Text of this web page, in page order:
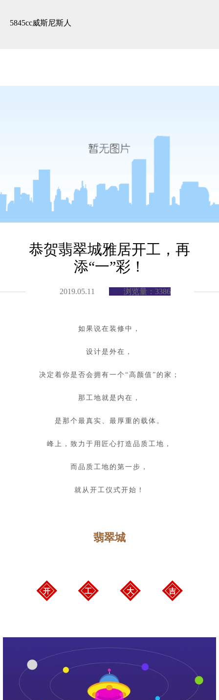
添“一”彩！-5845cc威斯尼斯人
5845cc威斯尼斯人
恭贺翡翠城雅居开工，再
添“一”彩！
2019.05.11 浏览量：3386
如果说在装修中，
设计是外在，
决定着你是否会拥有一个“高颜值”的家；
那工地就是内在，
是那个最真实、最厚重的载体。
峰上，致力于用匠心打造品质工地，
而品质工地的第一步，
就从开工仪式开始！
翡翠城
开 工 大 吉